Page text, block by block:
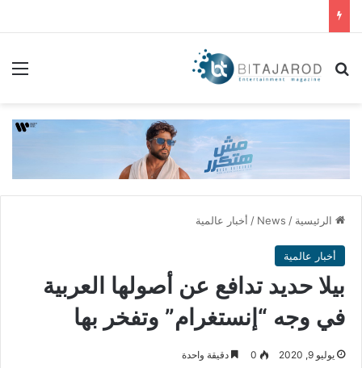
بحث عن
الرئيسية /
News
/ أخبار عالمية
أخبار عالمية
بيلا حديد تدافع عن أصولها العربية
في وجه “إنستغرام” وتفخر بها
يوليو 9, 2020 0 دقيقة واحدة